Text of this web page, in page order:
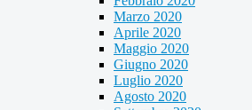
Marzo 2020
Aprile 2020
Maggio 2020
Giugno 2020
Luglio 2020
Agosto 2020